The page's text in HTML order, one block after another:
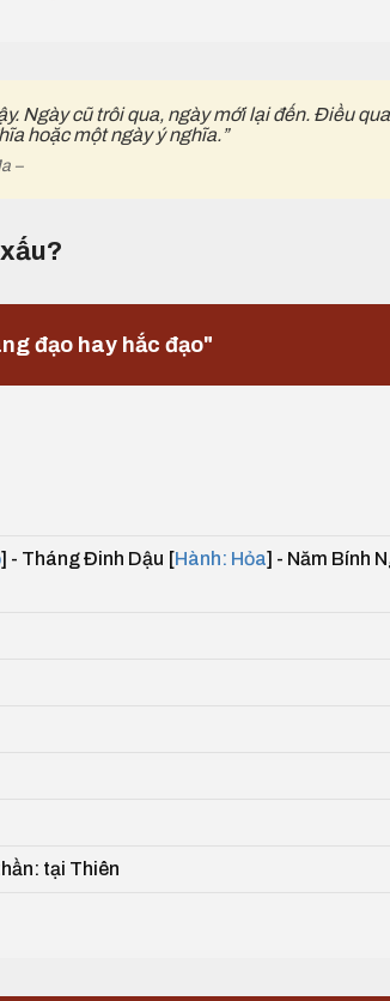
Ngày cũ trôi qua, ngày mới lại đến. Điều
hoặc một ngày ý nghĩa.”
–
đạo hay hắc đạo"
] - Tháng Đinh Dậu [Hành: Hỏa] - Năm Bính
tại Thiên